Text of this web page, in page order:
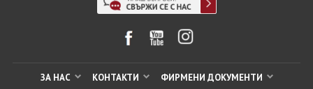
ЗА НАС КОНТАКТИ ФИРМЕНИ ДОКУМЕНТИ